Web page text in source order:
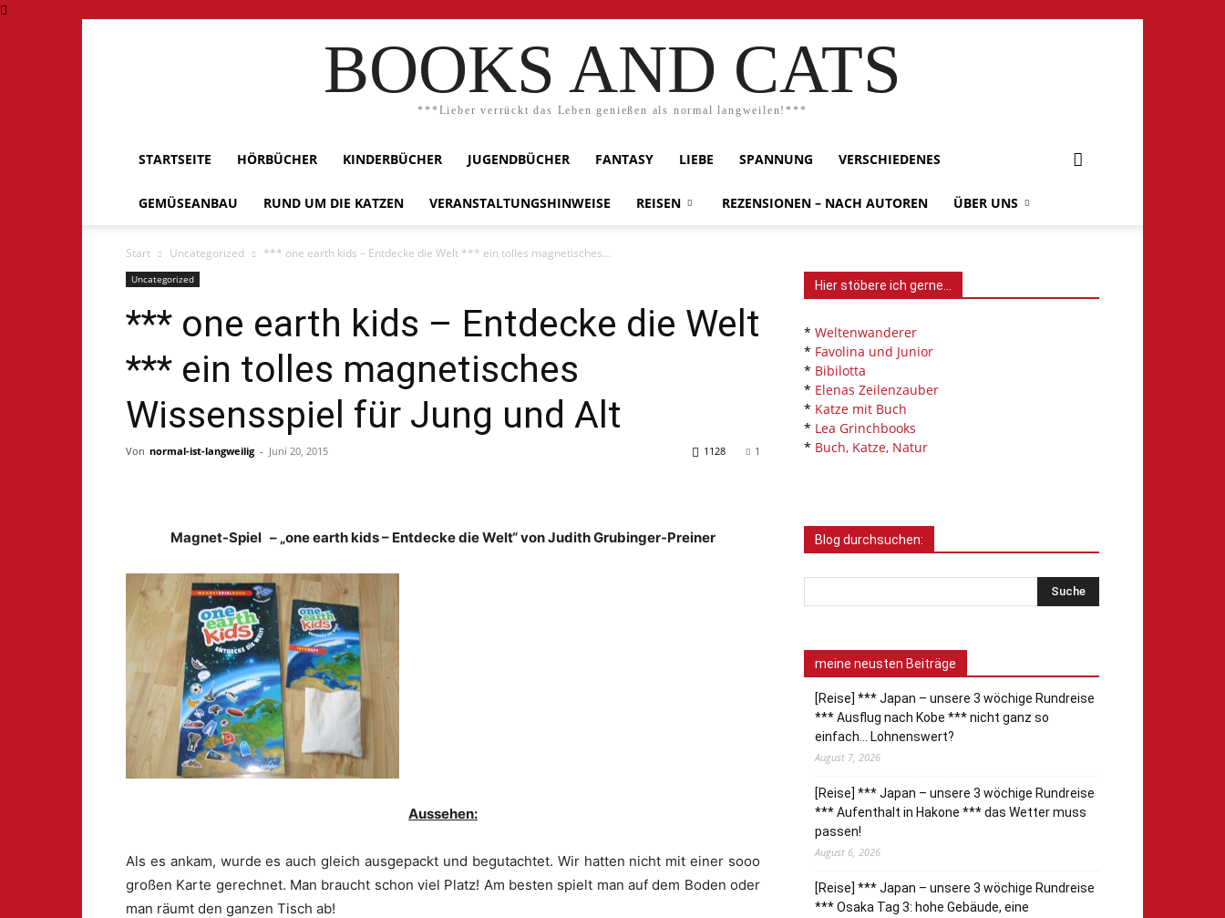
BOOKS AND CATS
***Lieber verrückt das Leben genießen als normal langweilen!***
STARTSEITE HÖRBÜCHER KINDERBÜCHER JUGENDBÜCHER FANTASY LIEBE SPANNUNG VERSCHIEDENES
GEMÜSEANBAU RUND UM DIE KATZEN VERANSTALTUNGSHINWEISE REISEN REZENSIONEN – NACH AUTOREN ÜBER UNS
Start Uncategorized *** one earth kids – Entdecke die Welt *** ein tolles magnetisches...
Uncategorized
*** one earth kids – Entdecke die Welt
*** ein tolles magnetisches
Wissensspiel für Jung und Alt
Von normal-ist-langweilig - Juni 20, 2015 1
1128
Magnet-Spiel – „one earth kids – Entdecke die Welt“ von Judith Grubinger-Preiner
Aussehen:
Als es ankam, wurde es auch gleich ausgepackt und begutachtet. Wir hatten nicht mit einer sooo
großen Karte gerechnet. Man braucht schon viel Platz! Am besten spielt man auf dem Boden oder
man räumt den ganzen Tisch ab!
Hier stöbere ich gerne…
* Weltenwanderer
* Favolina und Junior
* Bibilotta
* Elenas Zeilenzauber
* Katze mit Buch
* Lea Grinchbooks
* Buch, Katze, Natur
Blog durchsuchen:
meine neusten Beiträge
[Reise] *** Japan – unsere 3 wöchige Rundreise
*** Ausflug nach Kobe *** nicht ganz so
einfach… Lohnenswert?
August 7, 2026
[Reise] *** Japan – unsere 3 wöchige Rundreise
*** Aufenthalt in Hakone *** das Wetter muss
passen!
August 6, 2026
[Reise] *** Japan – unsere 3 wöchige Rundreise
*** Osaka Tag 3: hohe Gebäude, eine